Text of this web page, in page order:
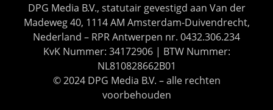
DPG Media B.V., statutair gevestigd aan Van der
Madeweg 40, 1114 AM Amsterdam-Duivendrecht,
Nederland – RPR Antwerpen nr. 0432.306.234
KvK Nummer: 34172906 | BTW Nummer:
NL810828662B01
© 2024 DPG Media B.V. – alle rechten
voorbehouden